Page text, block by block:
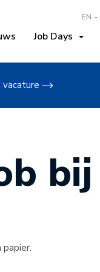
EN
Job Days
vacature
bij